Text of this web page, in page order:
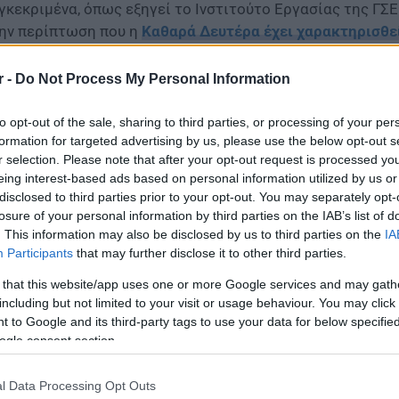
- Do Not Process My Personal Information
opt-out of the sale, sharing to third parties, or processing of your
for targeted advertising by us, please use the below opt-out
selection. Please note that after your opt-out request is processed
interest-based ads based on personal information utilized by us
to third parties prior to your opt-out. You may separately
of your personal information by third parties on the IAB’s list of
This information may also be disclosed by us to third parties on the
Participants that may further disclose it to other third parties.
that this website/app uses one or more Google services and may
but not limited to your visit or usage behaviour. You may
to Google and its third-party tags to use your data for below
consent section.
Data Processing Opt Outs
όπως εξηγεί το Ινστιτούτο Εργασίας της
περίπτωση που η Καθαρά Δευτέρα έχει
από επιχειρησιακή συνήθεια και έθιμο,
2023: Ποιά επαγγέλματα θα έχουν τη
τονίζει πως: «Στην περίπτωση που οι